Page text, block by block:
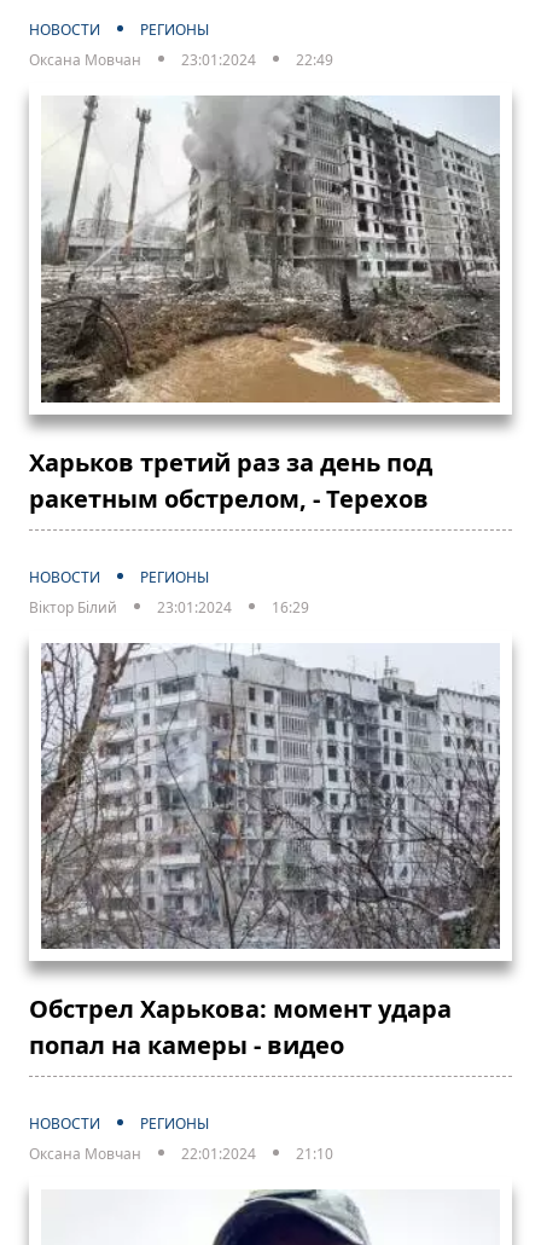
НОВОСТИ
РЕГИОНЫ
Оксана Мовчан
23:01:2024 22:49
Харьков третий раз за день под
ракетным обстрелом, - Терехов
НОВОСТИ
РЕГИОНЫ
Віктор Білий
23:01:2024 16:29
Обстрел Харькова: момент удара
попал на камеры - видео
НОВОСТИ
РЕГИОНЫ
Оксана Мовчан
22:01:2024 21:10